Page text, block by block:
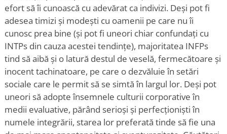
efort să îi cunoască cu adevărat ca indivizi. Deși pot fi
adesea timizi și modești cu oamenii pe care nu îi
cunosc prea bine (și pot fi uneori chiar confundați cu
INTPs din cauza acestei tendințe), majoritatea INFPs
tind să aibă și o latură destul de veselă, fermecătoare și
inocent tachinatoare, pe care o dezvăluie în setări
sociale care le permit să se simtă în largul lor. Deși pot
uneori să adopte însemnele culturii corporative în
medii evaluative, părând serioși și perfecționiști în
numele integrării, starea lor preferată tinde să fie una